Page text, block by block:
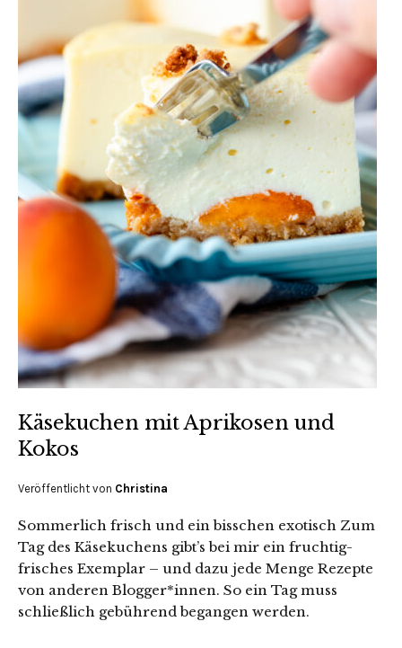
Käsekuchen mit Aprikosen und
Kokos
Veröffentlicht von Christina
Sommerlich frisch und ein bisschen exotisch Zum
Tag des Käsekuchens gibt’s bei mir ein fruchtig-
frisches Exemplar – und dazu jede Menge Rezepte
von anderen Blogger*innen. So ein Tag muss
schließlich gebührend begangen werden.